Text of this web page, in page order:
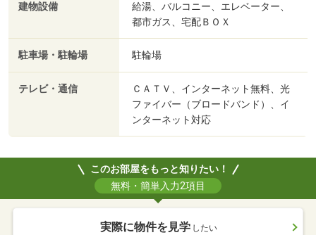
建物設備
給湯、バルコニー、エレベーター、
都市ガス、宅配ＢＯＸ
駐車場・駐輪場 駐輪場
テレビ・通信
ＣＡＴＶ、インターネット無料、光
ファイバー（ブロードバンド）、イ
ンターネット対応
このお部屋をもっと知りたい！
無料・簡単入力2項目
実際に物件を見学 したい